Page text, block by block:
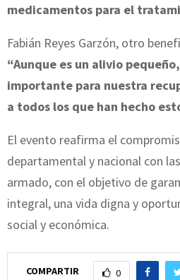
medicamentos para el
Fabián Reyes Garzón, otro
“Aunque es un alivio
importante para nuestra
a todos los que han hecho
El evento reafirma el
departamental y nacional con
armado, con el objetivo de
integral, una vida digna y
social y económica.
COMPARTIR 0